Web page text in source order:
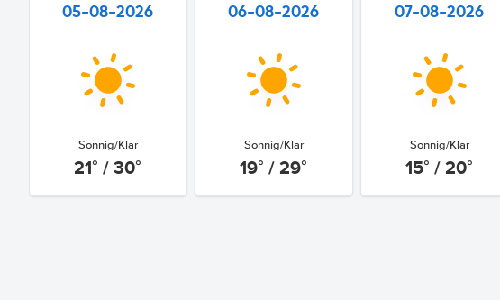
05-08-2026
Sonnig/Klar
21° / 30°
06-08-2026
Sonnig/Klar
19° / 29°
07-08-2026
Sonnig/Klar
15° / 20°